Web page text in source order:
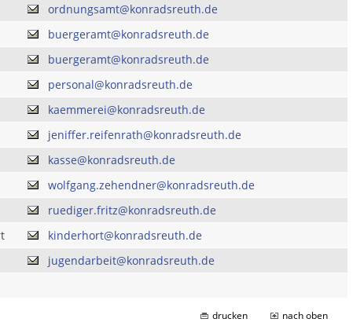
ordnungsamt@konradsreuth.de
buergeramt@konradsreuth.de
buergeramt@konradsreuth.de
personal@konradsreuth.de
kaemmerei@konradsreuth.de
jeniffer.reifenrath@konradsreuth.de
kasse@konradsreuth.de
wolfgang.zehendner@konradsreuth.de
ruediger.fritz@konradsreuth.de
kinderhort@konradsreuth.de
jugendarbeit@konradsreuth.de
drucken nach oben